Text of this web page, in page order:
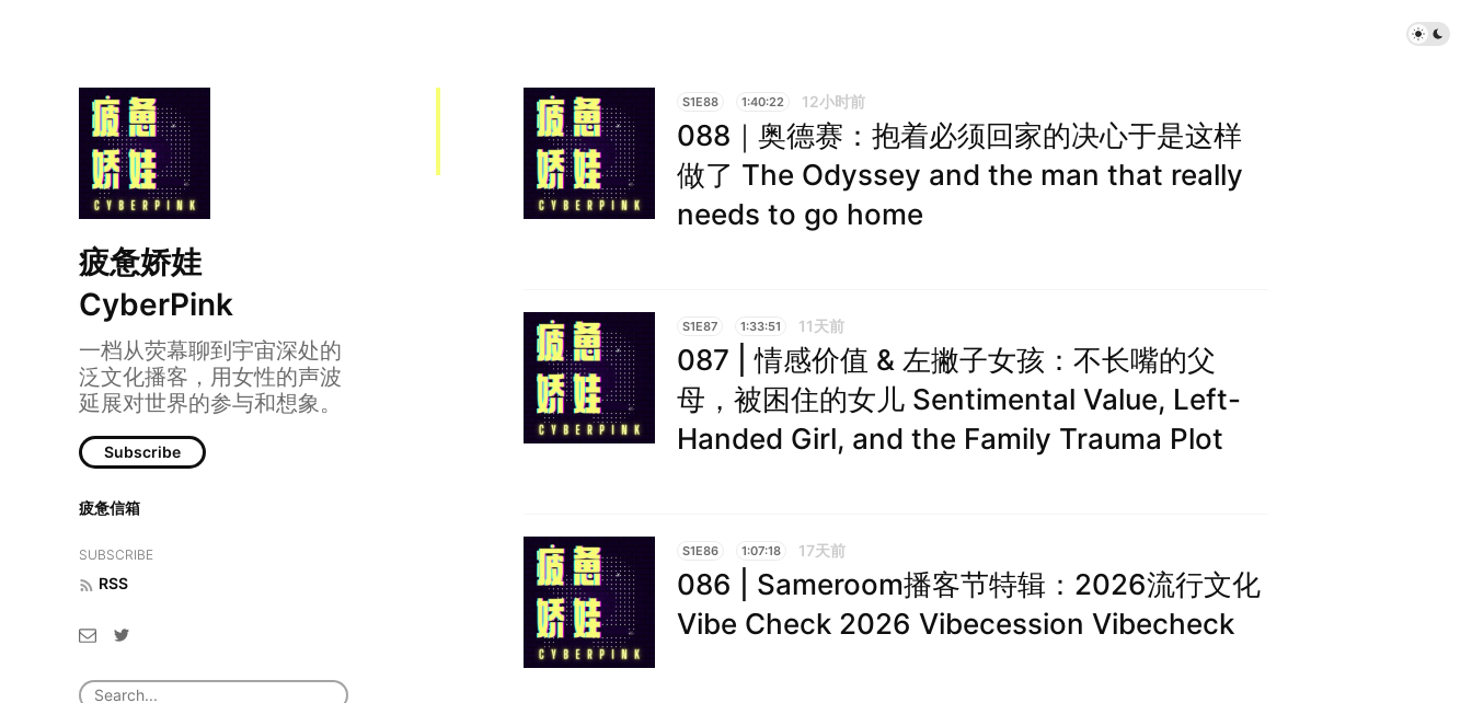
疲惫娇娃
CyberPink
一档从荧幕聊到宇宙深处的
泛文化播客，用女性的声波
延展对世界的参与和想象。
Subscribe
疲惫信箱
SUBSCRIBE
RSS
S1E88 1:40:22 12小时前
088｜奥德赛：抱着必须回家的决心于是这样
做了 The Odyssey and the man that really
needs to go home
S1E87 1:33:51 11天前
087 | 情感价值 & 左撇子女孩：不长嘴的父
母，被困住的女儿 Sentimental Value, Left-
Handed Girl, and the Family Trauma Plot
S1E86 1:07:18 17天前
086 | Sameroom播客节特辑：2026流行文化
Vibe Check 2026 Vibecession Vibecheck